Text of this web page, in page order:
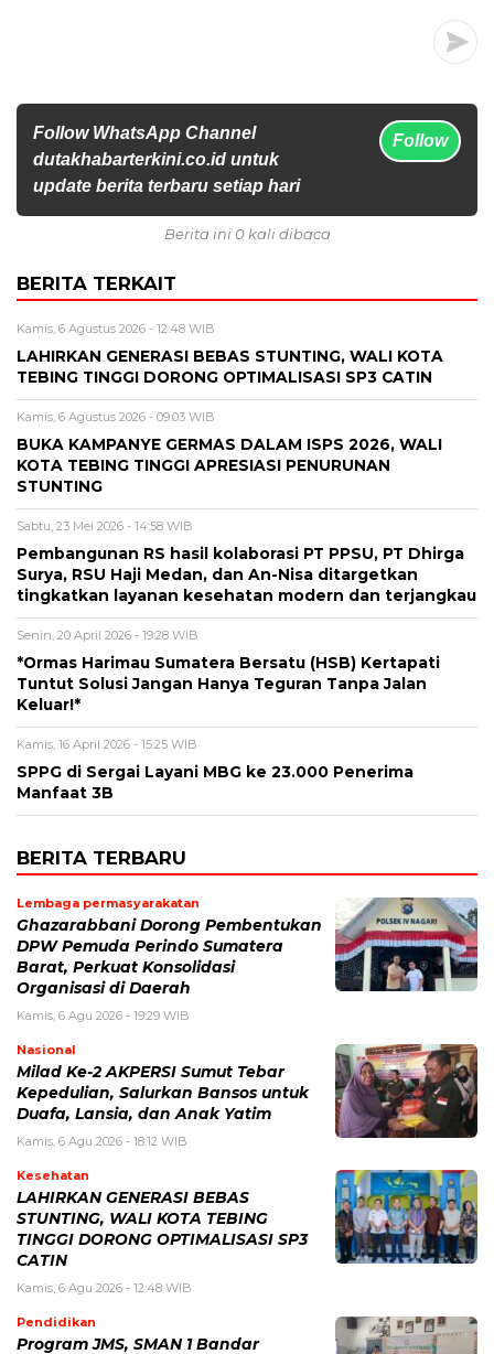
Follow WhatsApp Channel
dutakhabarterkini.co.id untuk
update berita terbaru setiap hari
Follow
Berita ini 0 kali dibaca
BERITA TERKAIT
Kamis, 6 Agustus 2026 - 12:48 WIB
LAHIRKAN GENERASI BEBAS STUNTING, WALI KOTA
TEBING TINGGI DORONG OPTIMALISASI SP3 CATIN
Kamis, 6 Agustus 2026 - 09:03 WIB
BUKA KAMPANYE GERMAS DALAM ISPS 2026, WALI
KOTA TEBING TINGGI APRESIASI PENURUNAN
STUNTING
Sabtu, 23 Mei 2026 - 14:58 WIB
Pembangunan RS hasil kolaborasi PT PPSU, PT Dhirga
Surya, RSU Haji Medan, dan An-Nisa ditargetkan
tingkatkan layanan kesehatan modern dan terjangkau
Senin, 20 April 2026 - 19:28 WIB
*Ormas Harimau Sumatera Bersatu (HSB) Kertapati
Tuntut Solusi Jangan Hanya Teguran Tanpa Jalan
Keluar!*
Kamis, 16 April 2026 - 15:25 WIB
SPPG di Sergai Layani MBG ke 23.000 Penerima
Manfaat 3B
BERITA TERBARU
Lembaga permasyarakatan
Ghazarabbani Dorong Pembentukan
DPW Pemuda Perindo Sumatera
Barat, Perkuat Konsolidasi
Organisasi di Daerah
Kamis, 6 Agu 2026 - 19:29 WIB
Nasional
Milad Ke-2 AKPERSI Sumut Tebar
Kepedulian, Salurkan Bansos untuk
Duafa, Lansia, dan Anak Yatim
Kamis, 6 Agu 2026 - 18:12 WIB
Kesehatan
LAHIRKAN GENERASI BEBAS
STUNTING, WALI KOTA TEBING
TINGGI DORONG OPTIMALISASI SP3
CATIN
Kamis, 6 Agu 2026 - 12:48 WIB
Pendidikan
Program JMS, SMAN 1 Bandar